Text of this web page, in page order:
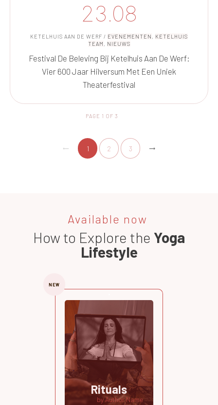
23.08
KETELHUIS AAN DE WERF / EVENEMENTEN , KETELHUIS
TEAM , NIEUWS
Festival De Beleving Bij Ketelhuis Aan De Werf:
Vier 600 Jaar Hilversum Met Een Uniek
Theaterfestival
PAGE 1 OF 3
1 2 3
Available now
How to Explore the Yoga
Lifestyle
NEW
Rituals
by Author Name